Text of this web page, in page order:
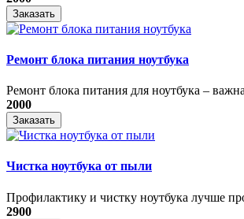
Заказать
Ремонт блока питания ноутбука
​Ремонт блока питания для ноутбука –
2000
Заказать
Чистка ноутбука от пыли
Профилактику и чистку ноутбука лучше
2900